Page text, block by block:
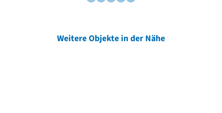
Weitere Objekte in der Nähe